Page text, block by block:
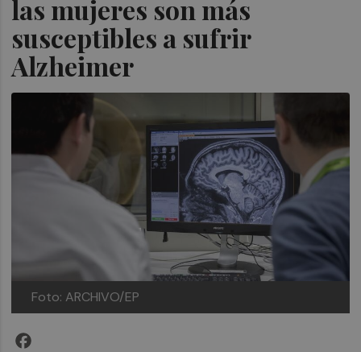
las mujeres son más
susceptibles a sufrir
Alzheimer
Foto: ARCHIVO/EP